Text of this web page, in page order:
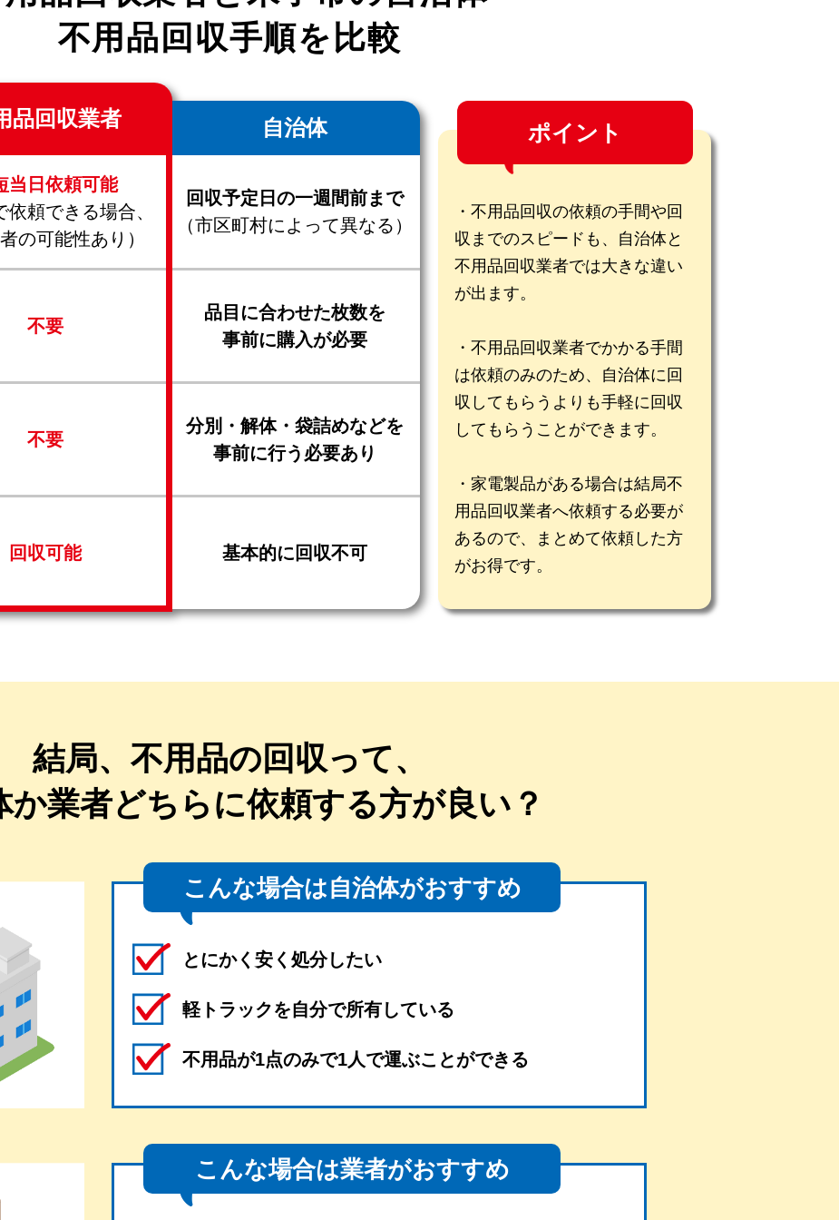
不用品回収手順を比較
品回収業者 自治体
当日依頼可能
依頼できる場合、
の可能性あり）
回収予定日の一週間前まで
（市区町村によって異なる）
不要
品目に合わせた枚数を
事前に購入が必要
不要
分別・解体・袋詰めなどを
事前に行う必要あり
回収可能 基本的に回収不可
ポイント
不用品回収の依頼の手間や回
収までのスピードも、自治体と
不用品回収業者では大きな違い
が出ます。
不用品回収業者でかかる手間
は依頼のみのため、自治体に回
収してもらうよりも手軽に回収
してもらうことができます。
家電製品がある場合は結局不
用品回収業者へ依頼する必要が
あるので、まとめて依頼した方
がお得です。
結局、不用品の回収って、
か業者どちらに依頼する方が良い？
こんな場合は自治体がおすすめ
とにかく安く処分したい
軽トラックを自分で所有している
不用品が1点のみで1人で運ぶことができる
こんな場合は業者がおすすめ